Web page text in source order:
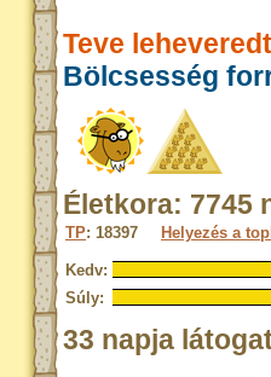
Teve
Bölcsesség
Életkora:
TP: 18397 Helyezés a
Kedv:
Súly:
33 napja